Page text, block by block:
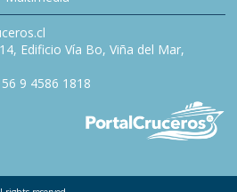
Edificio Vía Bo, Viña del Mar,
56 9 4586 1818